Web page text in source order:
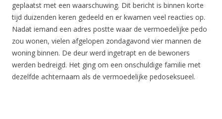
geplaatst met een waarschuwing. Dit bericht is binnen korte
tijd duizenden keren gedeeld en er kwamen veel reacties op.
Nadat iemand een adres postte waar de vermoedelijke pedo
zou wonen, vielen afgelopen zondagavond vier mannen de
woning binnen. De deur werd ingetrapt en de bewoners
werden bedreigd. Het ging om een onschuldige familie met
dezelfde achternaam als de vermoedelijke pedoseksueel.